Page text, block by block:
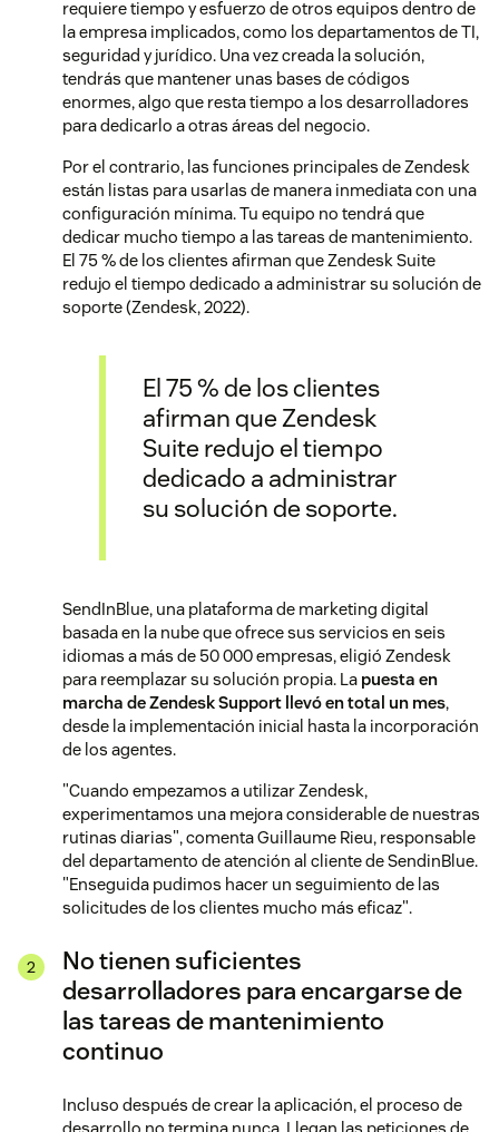
requiere tiempo y esfuerzo de otros equipos dentro de
la empresa implicados, como los departamentos de TI,
seguridad y jurídico. Una vez creada la solución,
tendrás que mantener unas bases de códigos
enormes, algo que resta tiempo a los desarrolladores
para dedicarlo a otras áreas del negocio.
Por el contrario, las funciones principales de Zendesk
están listas para usarlas de manera inmediata con una
configuración mínima. Tu equipo no tendrá que
dedicar mucho tiempo a las tareas de mantenimiento.
El 75 % de los clientes afirman que Zendesk Suite
redujo el tiempo dedicado a administrar su solución de
soporte (Zendesk, 2022).
El 75 % de los clientes
afirman que Zendesk
Suite redujo el tiempo
dedicado a administrar
su solución de soporte.
SendInBlue, una plataforma de marketing digital
basada en la nube que ofrece sus servicios en seis
idiomas a más de 50 000 empresas, eligió Zendesk
para reemplazar su solución propia. La puesta en
marcha de Zendesk Support llevó en total un mes,
desde la implementación inicial hasta la incorporación
de los agentes.
"Cuando empezamos a utilizar Zendesk,
experimentamos una mejora considerable de nuestras
rutinas diarias", comenta Guillaume Rieu, responsable
del departamento de atención al cliente de SendinBlue.
"Enseguida pudimos hacer un seguimiento de las
solicitudes de los clientes mucho más eficaz".
No tienen suficientes
desarrolladores para encargarse de
las tareas de mantenimiento
continuo
Incluso después de crear la aplicación, el proceso de